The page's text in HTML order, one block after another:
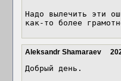
Надо вылечить эти
как-то более
Aleksandr Shamaraev
Добрый день.